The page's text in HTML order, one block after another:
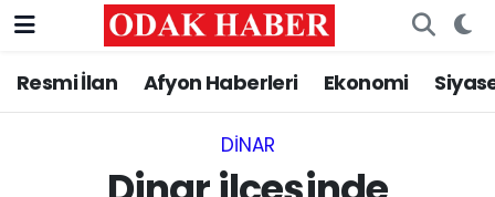
Resmi İlan Afyon Haberleri Ekonomi
DINAR
AFYONKARAHİSAR HABERLERİ
Afyonkarahisar Nöbetçi Eczaneler
Afyonkarahisar Hava Durumu